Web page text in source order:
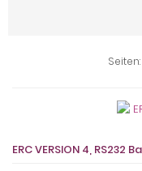
Seiten:
ERC VERSION 4, RS232